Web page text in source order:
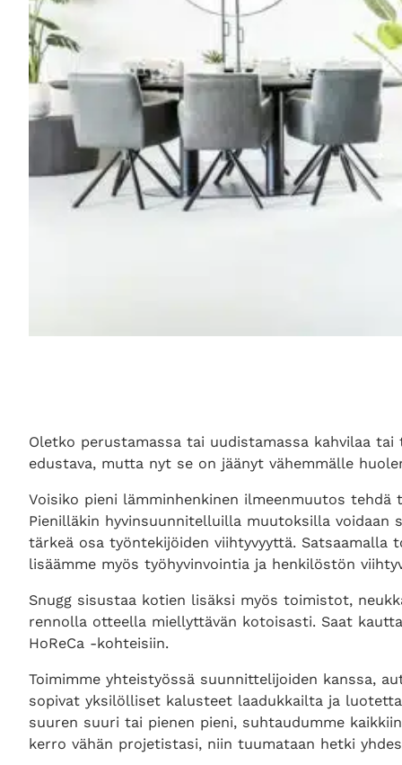
Oletko perustamassa tai uudistamassa kahvilaa
edustava, mutta nyt se on jäänyt vähemmälle
Voisiko pieni lämminhenkinen ilmeenmuutos
Pienilläkin hyvinsuunnitelluilla muutoksilla voidaan
tärkeä osa työntekijöiden viihtyvyyttä.
lisäämme myös työhyvinvointia ja henkilöstön
Snugg sisustaa kotien lisäksi myös toimistot,
rennolla otteella miellyttävän kotoisasti. Saat
HoReCa -kohteisiin.
Toimimme yhteistyössä suunnittelijoiden kanssa,
sopivat yksilölliset kalusteet laadukkailta ja
suuren suuri tai pienen pieni, suhtaudumme
kerro vähän projetistasi, niin tuumataan hetki